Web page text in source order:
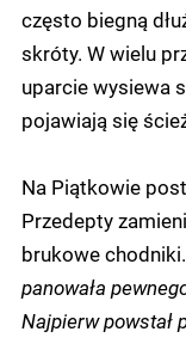
często biegną
skróty. W wielu
uparcie wysiewa
pojawiają się
Na Piątkowie
Przedepty
brukowe chodniki.
panowała
Najpierw powstał